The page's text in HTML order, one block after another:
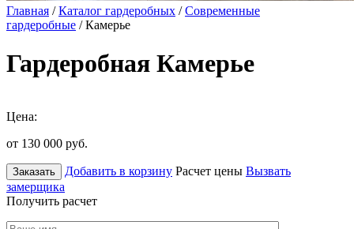
Главная /Каталог гардеробных /Современные
гардеробные / Камерье
Гардеробная Камерье
Цена:
от 130 000 руб.
Заказать Добавить в корзину Расчет цены Вызвать
замерщика
Получить расчет